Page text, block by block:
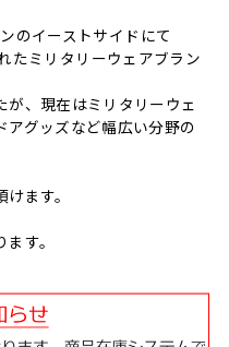
のイーストサイドにて
たミリタリーウェアブラン
が、現在はミリタリーウェ
グッズなど幅広い分野の
ます。
す。